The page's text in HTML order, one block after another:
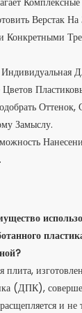
Верстак На
Цветов
Замыслу.
(ДПК),
и не